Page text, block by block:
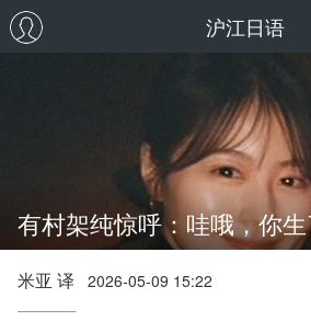
沪江日语
有村架纯惊呼：哇哦，你
米亚 译 2026-05-09 15:22